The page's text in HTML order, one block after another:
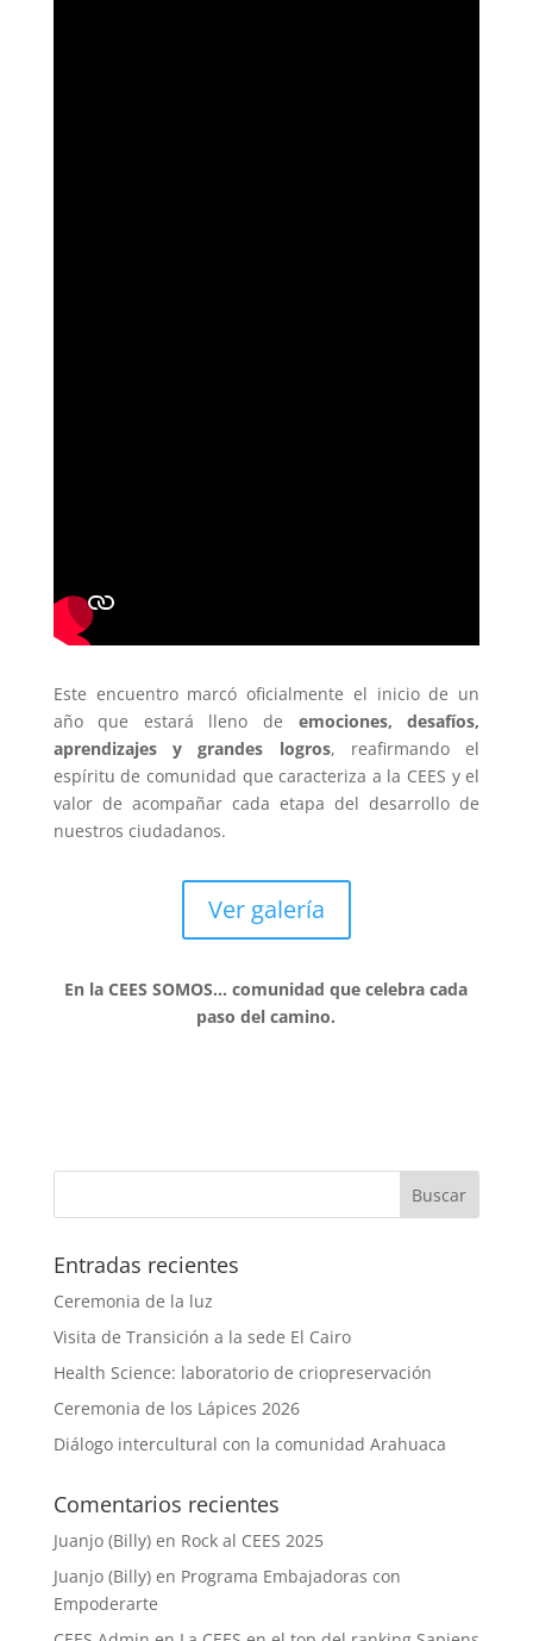
Este encuentro marcó oficialmente el inicio de un
año que estará lleno de emociones, desafíos,
aprendizajes y grandes logros, reafirmando el
espíritu de comunidad que caracteriza a la CEES y el
valor de acompañar cada etapa del desarrollo de
nuestros ciudadanos.
Ver galería
En la CEES SOMOS… comunidad que celebra cada
paso del camino.
Entradas recientes
Ceremonia de la luz
Visita de Transición a la sede El Cairo
Health Science: laboratorio de criopreservación
Ceremonia de los Lápices 2026
Diálogo intercultural con la comunidad Arahuaca
Comentarios recientes
Juanjo (Billy)en Rock al CEES 2025
Juanjo (Billy)en Programa Embajadoras con
Empoderarte